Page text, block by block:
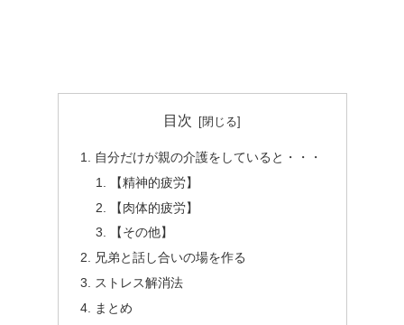
目次
自分だけが親の介護をしていると・・・
【精神的疲労】
【肉体的疲労】
【その他】
兄弟と話し合いの場を作る
ストレス解消法
まとめ